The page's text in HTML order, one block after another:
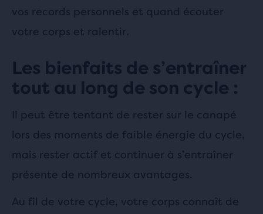
vos records personnels et quand écouter
votre corps et ralentir.
Les bienfaits de s’entraîner
tout au long de son cycle :
Il peut être tentant de rester sur le canapé
lors des moments de faible énergie du cycle,
mais rester actif et continuer à s’entraîner
présente de nombreux avantages.
Au fil de votre cycle, votre corps connaît de